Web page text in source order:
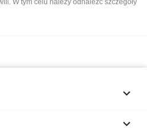
W tym celu należy odnaleźć szczegóły

